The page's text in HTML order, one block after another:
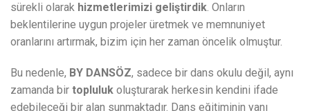
sürekli olarak hizmetlerimizi geliştirdik. Onların
beklentilerine uygun projeler üretmek ve memnuniyet
oranlarını artırmak, bizim için her zaman öncelik olmuştur.
Bu nedenle, BY DANSÖZ, sadece bir dans okulu değil, aynı
zamanda bir topluluk oluşturarak herkesin kendini ifade
edebileceği bir alan sunmaktadır. Dans eğitiminin yanı